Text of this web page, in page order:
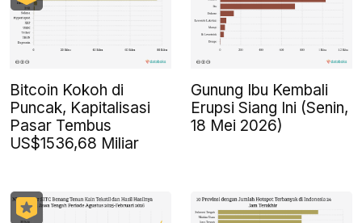
Bitcoin Kokoh di
Puncak, Kapitalisasi
Pasar Tembus
US$1536,68 Miliar
Gunung Ibu Kembali
Erupsi Siang Ini (Senin,
18 Mei 2026)